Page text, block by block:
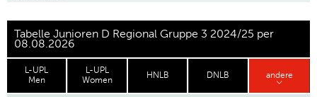
Tabelle Junioren D Regional Gruppe 3 2024/25 per
08.08.2026
L-UPL
Men
L-UPL
Women
HNLB DNLB andere